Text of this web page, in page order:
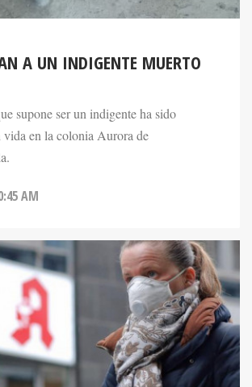
A UN INDIGENTE MUERTO
supone ser un indigente ha sido
vida en la colonia Aurora de
AM